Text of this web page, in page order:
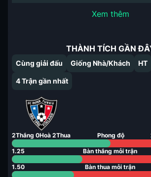
Xem thêm
THÀNH TÍCH GẦN
Cùng giải đấu Giống Nhà/Khách HT
4Trận gần nhất
2Thắng 0Hoà 2Thua Phong độ
1.25 Bàn thắng mỗi trận
1.50 Bàn thua mỗi trận